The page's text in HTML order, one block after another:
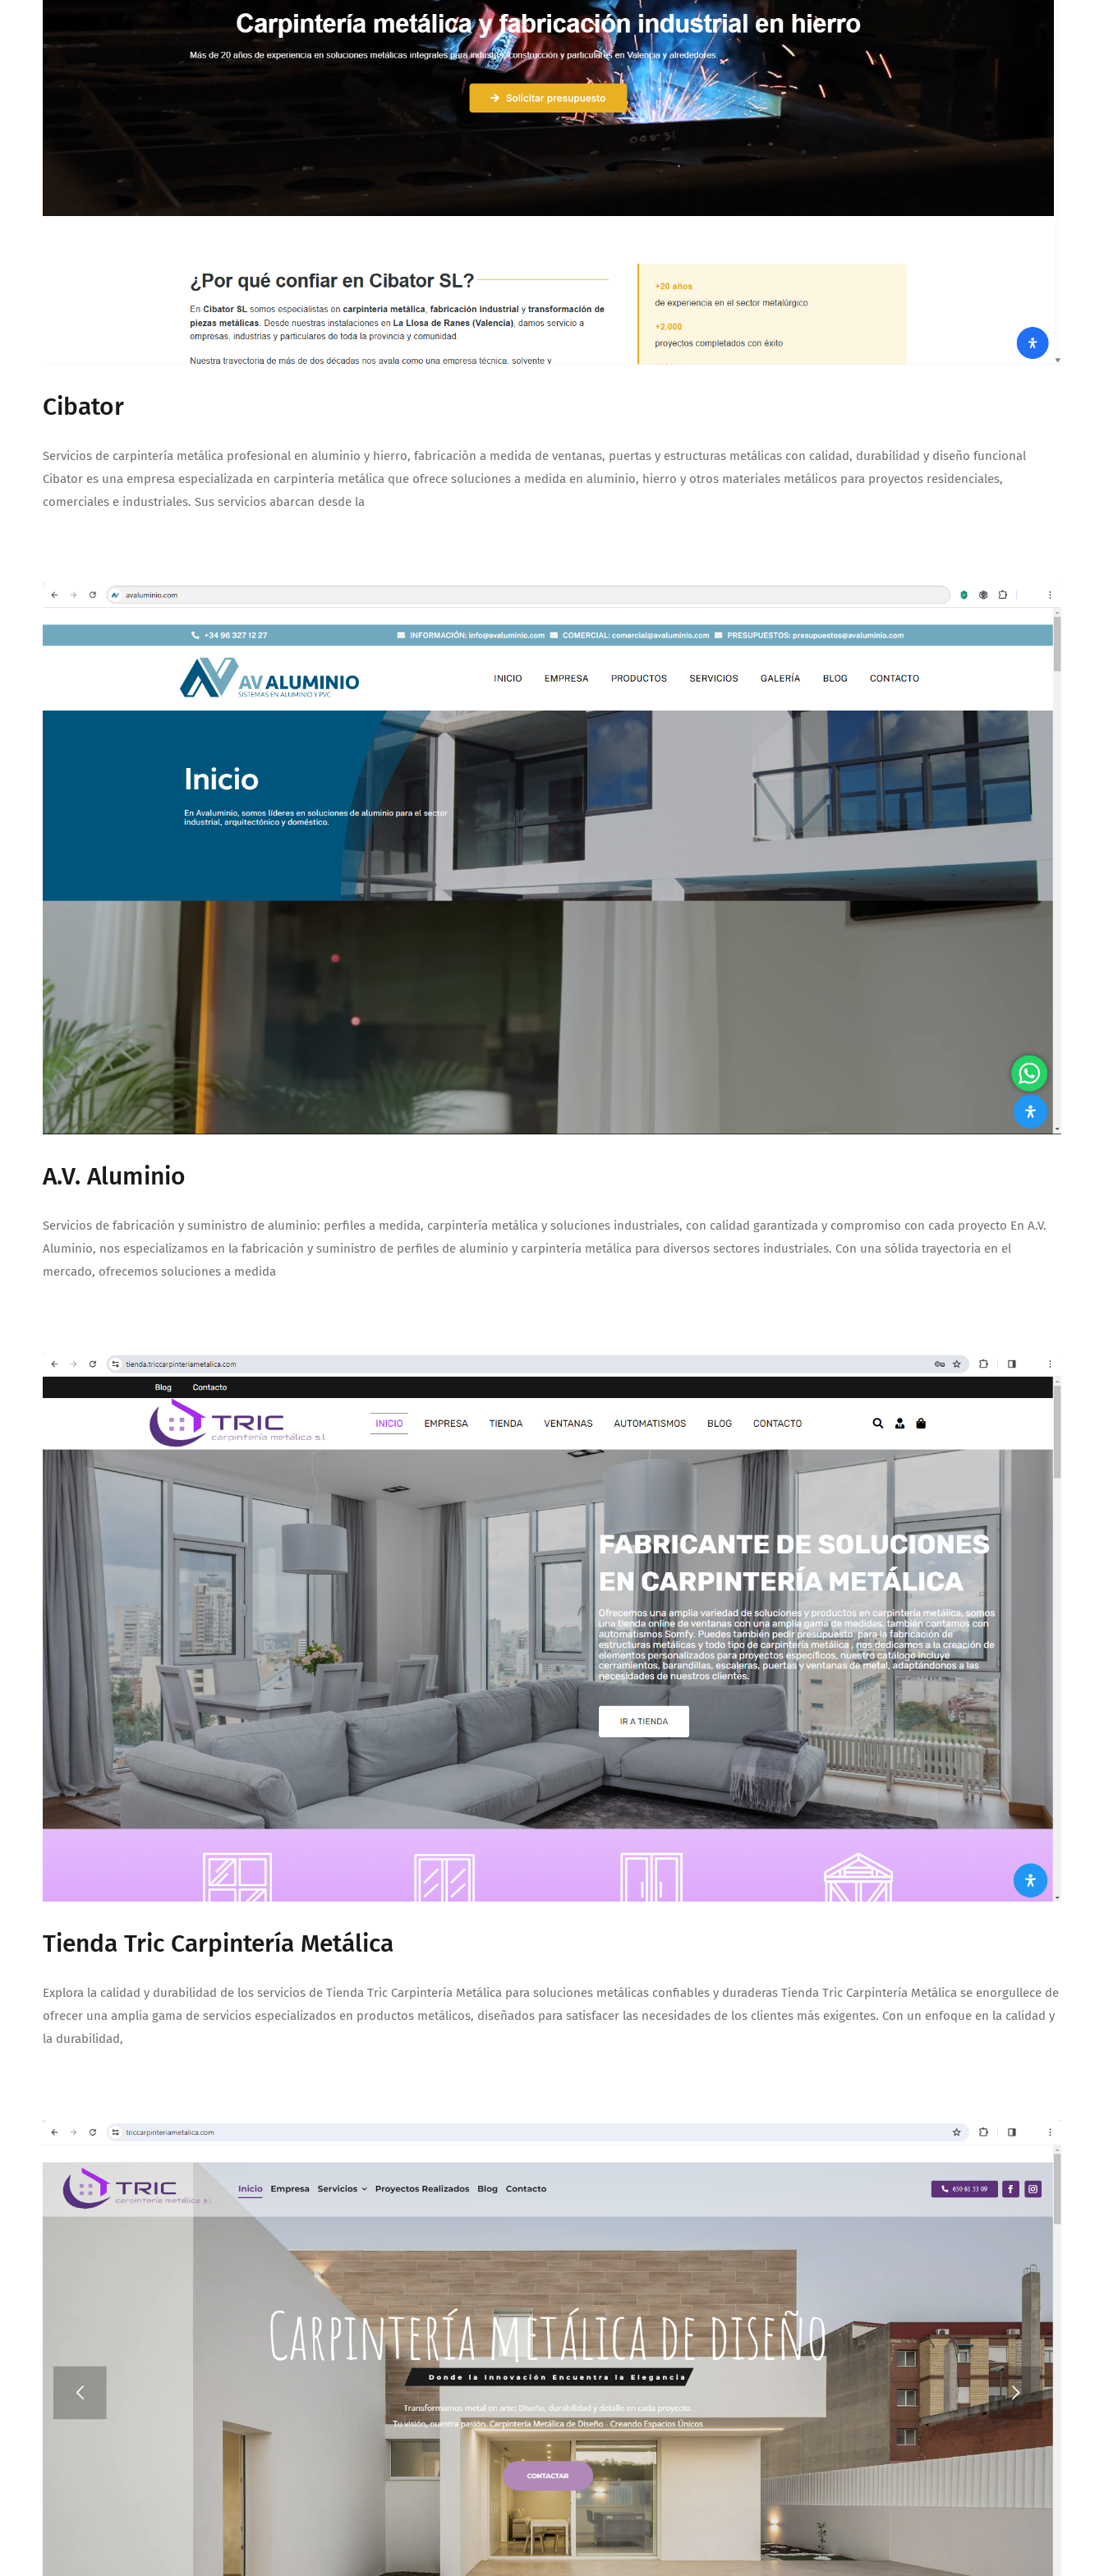
Cibator
Servicios de carpintería metálica profesional en aluminio y hierro, fabricación a medida de ventanas, puertas y estructuras metálicas con calidad, durabilidad y diseño funcional
Cibator es una empresa especializada en carpintería metálica que ofrece soluciones a medida en aluminio, hierro y otros materiales metálicos para proyectos residenciales,
comerciales e industriales. Sus servicios abarcan desde la
A.V. Aluminio
Servicios de fabricación y suministro de aluminio: perfiles a medida, carpintería metálica y soluciones industriales, con calidad garantizada y compromiso con cada proyecto En A.V.
Aluminio, nos especializamos en la fabricación y suministro de perfiles de aluminio y carpintería metálica para diversos sectores industriales. Con una sólida trayectoria en el
mercado, ofrecemos soluciones a medida
Tienda Tric Carpintería Metálica
Explora la calidad y durabilidad de los servicios de Tienda Tric Carpintería Metálica para soluciones metálicas confiables y duraderas Tienda Tric Carpintería Metálica se enorgullece de
ofrecer una amplia gama de servicios especializados en productos metálicos, diseñados para satisfacer las necesidades de los clientes más exigentes. Con un enfoque en la calidad y
la durabilidad,